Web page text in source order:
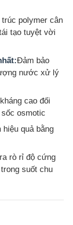
trúc polymer cân
tạo tuyệt vời
Đảm bảo
nước xử lý
cao đối
osmotic
hiệu quả bằng
rò rỉ độ cứng
suốt chu